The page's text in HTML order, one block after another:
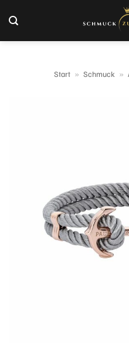
Inhalt
springen
Start » Schmuck »